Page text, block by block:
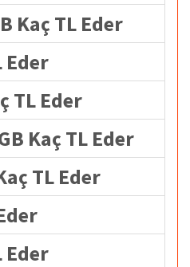
Kaç TL Eder
Eder
TL Eder
Kaç TL Eder
TL Eder
Eder